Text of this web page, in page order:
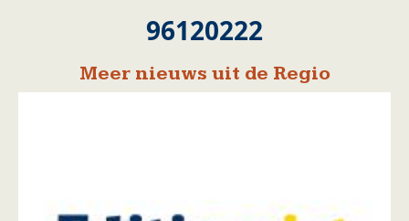
96120222
Meer nieuws uit de Regio